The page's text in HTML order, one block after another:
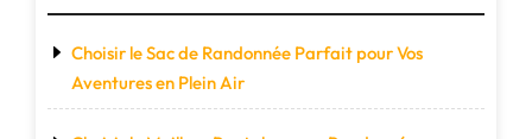
Choisir le Sac de Randonnée Parfait pour Vos
Aventures en Plein Air